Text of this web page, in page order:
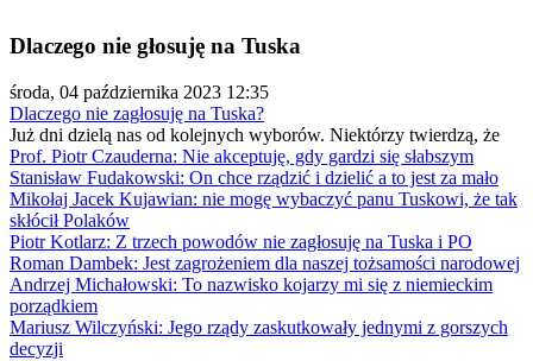
Dlaczego nie głosuję na Tuska
środa, 04 października 2023 12:35
Dlaczego nie zagłosuję na Tuska?
Już dni dzielą nas od kolejnych wyborów. Niektórzy twierdzą, że
Prof. Piotr Czauderna: Nie akceptuję, gdy gardzi się słabszym
Stanisław Fudakowski: On chce rządzić i dzielić a to jest za mało
Mikołaj Jacek Kujawian: nie mogę wybaczyć panu Tuskowi, że tak
skłócił Polaków
Piotr Kotlarz: Z trzech powodów nie zagłosuję na Tuska i PO
Roman Dambek: Jest zagrożeniem dla naszej tożsamości narodowej
Andrzej Michałowski: To nazwisko kojarzy mi się z niemieckim
porządkiem
Mariusz Wilczyński: Jego rządy zaskutkowały jednymi z gorszych
decyzji